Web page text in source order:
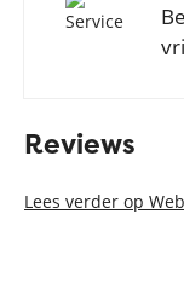
Reviews
Lees verder op